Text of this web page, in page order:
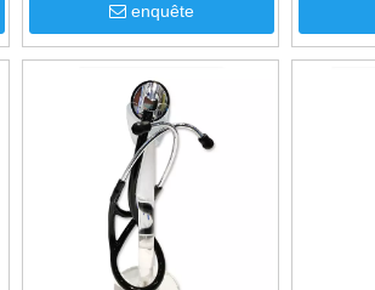
disponible3. Tube PVC4. Livré
avec des tubes binauraux à
pour un meilleur effet
enquête
La pièce
avec un
de tubes
manière
boîte de